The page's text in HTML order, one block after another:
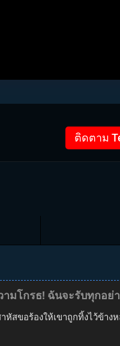
ติดตาม
มโกรธ! ฉันจะรับทุกอย่า
สขอร้องให้เขาถูกทิ้งไว้ข้